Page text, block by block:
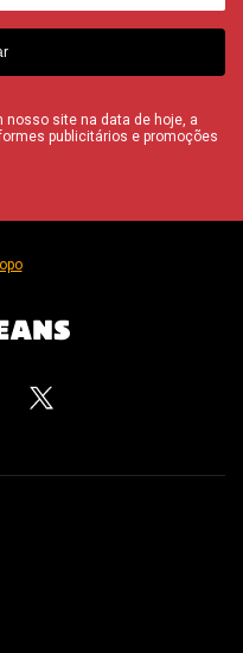
site na data de hoje, a
publicitários e promoções